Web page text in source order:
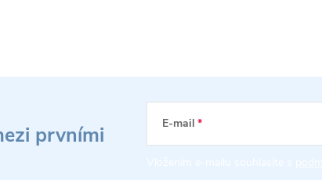
prvními E-mail